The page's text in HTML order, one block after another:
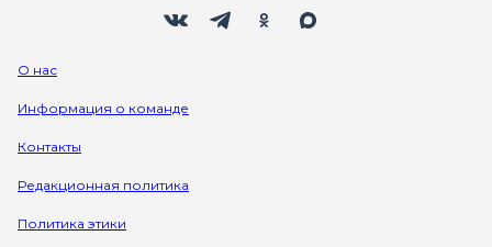
О нас
Информация о команде
Контакты
Редакционная политика
Политика этики